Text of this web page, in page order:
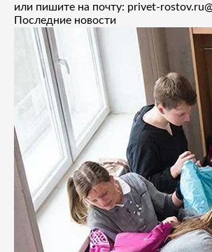
или пишите на почту: privet-
Последние новости